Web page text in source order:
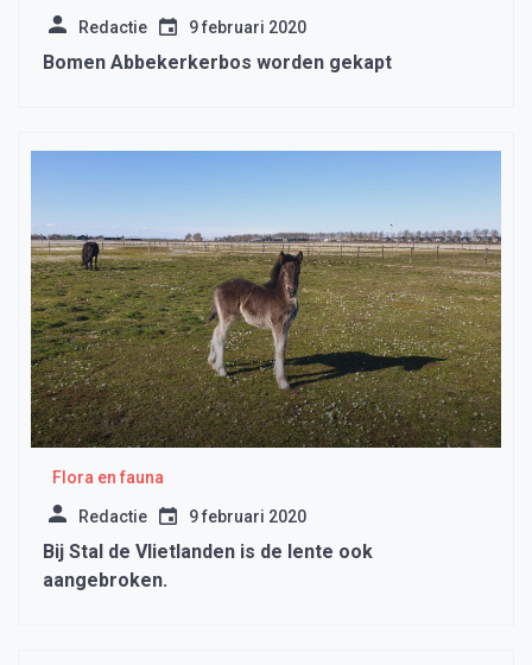
Redactie 9 februari 2020
Bomen Abbekerkerbos worden gekapt
Flora en fauna
Redactie 9 februari 2020
Bij Stal de Vlietlanden is de lente ook
aangebroken.